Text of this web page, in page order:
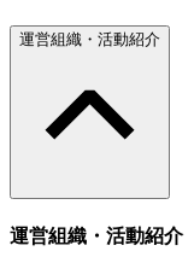
運営組織・活動紹介
運営組織・活動紹介